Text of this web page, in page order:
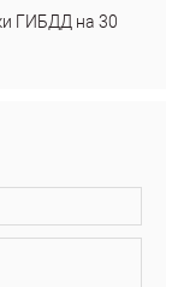
ГИБДД на 30